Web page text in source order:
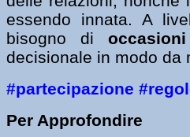
essendo innata. A
bisogno di
decisionale in modo
#partecipazione
Per Approfondire